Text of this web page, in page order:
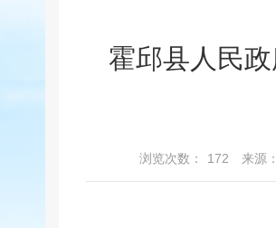
霍邱县人民
浏览次数： 172 来源